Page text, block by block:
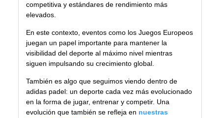
competitiva y estándares de rendimiento más
elevados.
En este contexto, eventos como los Juegos Europeos
juegan un papel importante para mantener la
visibilidad del deporte al máximo nivel mientras
siguen impulsando su crecimiento global.
También es algo que seguimos viendo dentro de
adidas padel: un deporte cada vez más evolucionado
en la forma de jugar, entrenar y competir. Una
evolución que también se refleja en nuestras